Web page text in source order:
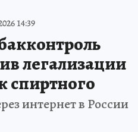
14:39
легализации
спиртного
интернет в России